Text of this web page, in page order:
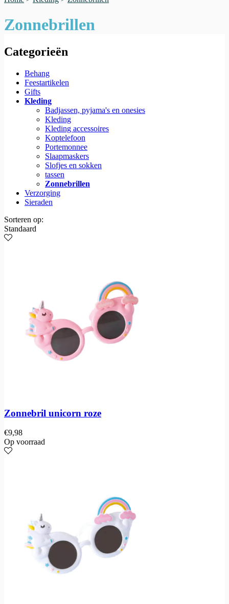
Zonnebrillen
Categorieën
Behang
Feestartikelen
Gifts
Kleding
Badjassen, pyjama's en onesies
Kleding
Kleding accessoires
Koptelefoon
Portemonnee
Slaapmaskers
Slofjes en sokken
tassen
Zonnebrillen
Verzorging
Sieraden
Sorteren op:
Standaard
Zonnebril unicorn roze
€9,98
Op voorraad